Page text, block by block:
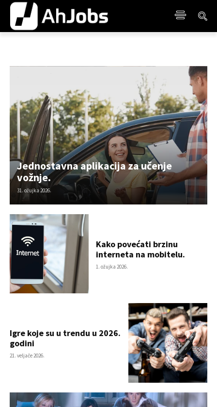
Jednostavna aplikacija za učenje
vožnje.
31. ožujka 2026.
Kako povećati brzinu
interneta na mobitelu.
1. ožujka 2026.
Igre koje su u trendu u 2026.
godini
21. veljače 2026.